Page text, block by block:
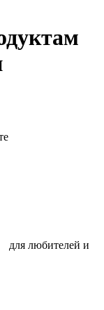
для любителей и